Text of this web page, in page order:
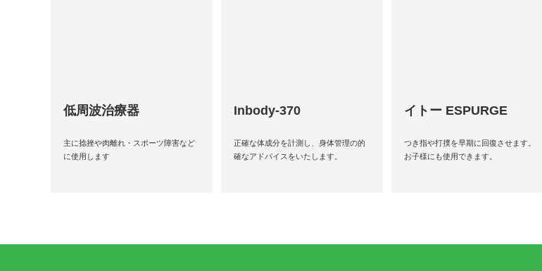
低周波治療器
主に捻挫や肉離れ・スポーツ障害など
に使用します
Inbody-370
正確な体成分を計測し、身体管理の的
確なアドバイスをいたします。
イトー ESPURGE
つき指や打撲を早期に回復させます。
お子様にも使用できます。